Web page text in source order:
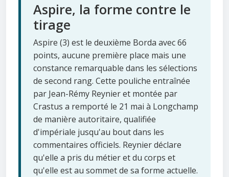
Aspire, la forme contre le
tirage
Aspire (3) est le deuxième Borda avec 66
points, aucune première place mais une
constance remarquable dans les sélections
de second rang. Cette pouliche entraînée
par Jean-Rémy Reynier et montée par
Crastus a remporté le 21 mai à Longchamp
de manière autoritaire, qualifiée
d'impériale jusqu'au bout dans les
commentaires officiels. Reynier déclare
qu'elle a pris du métier et du corps et
qu'elle est au sommet de sa forme actuelle.